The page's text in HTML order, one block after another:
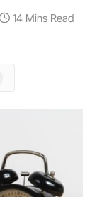
14 Mins Read